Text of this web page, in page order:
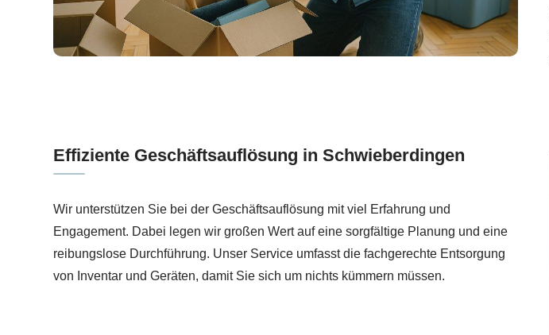
Effiziente Geschäftsauflösung in Schwieberdingen
Wir unterstützen Sie bei der Geschäftsauflösung mit viel Erfahrung und
Engagement. Dabei legen wir großen Wert auf eine sorgfältige Planung und eine
reibungslose Durchführung. Unser Service umfasst die fachgerechte Entsorgung
von Inventar und Geräten, damit Sie sich um nichts kümmern müssen.